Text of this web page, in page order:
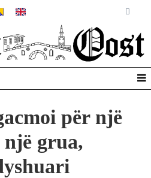
për një
një grua,